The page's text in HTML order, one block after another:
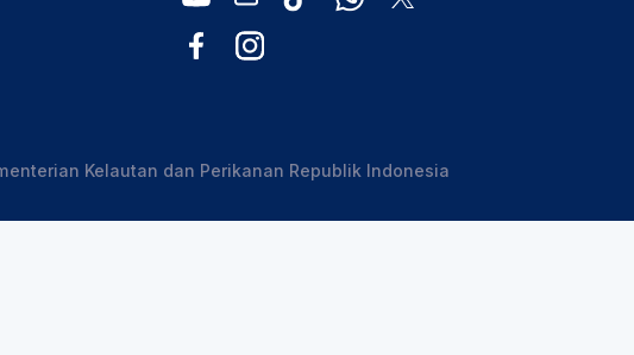
Kelautan dan Perikanan Republik Indonesia